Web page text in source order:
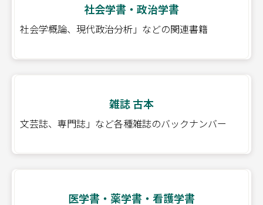
社会学書・政治学書
社会学概論、現代政治分析」などの関連書籍
雑誌 古本
文芸誌、専門誌」など各種雑誌のバックナンバー
医学書・薬学書・看護学書